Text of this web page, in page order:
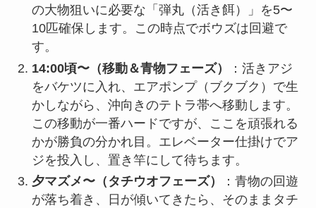
の大物狙いに必要な「弾丸（活き餌）」を5〜
10匹確保します。この時点でボウズは回避で
す。
14:00頃〜（移動＆青物フェーズ）
：活きアジ
をバケツに入れ、エアポンプ（ブクブク）で生
かしながら、沖向きのテトラ帯へ移動します。
この移動が一番ハードですが、ここを頑張れる
かが勝負の分かれ目。エレベーター仕掛けでア
ジを投入し、置き竿にして待ちます。
夕マズメ〜（タチウオフェーズ）
：青物の回遊
が落ち着き、日が傾いてきたら、そのままタチ